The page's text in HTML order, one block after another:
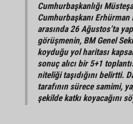
Cumhurbaşkanlığı
Cumhurbaşkanı Erhürman
arasında 26 Ağustos’ta
görüşmenin, BM Genel
koyduğu yol haritası
sonuç alıcı bir 5+1
niteliği taşıdığını belirtti.
tarafının sürece samimi,
şekilde katkı koyacağını